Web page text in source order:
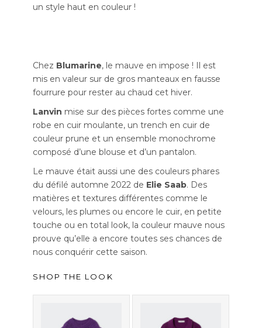
un style haut en couleur !
Chez Blumarine, le mauve en impose ! Il est
mis en valeur sur de gros manteaux en fausse
fourrure pour rester au chaud cet hiver.
Lanvin mise sur des pièces fortes comme une
robe en cuir moulante, un trench en cuir de
couleur prune et un ensemble monochrome
composé d’une blouse et d’un pantalon.
Le mauve était aussi une des couleurs phares
du défilé automne 2022 de Elie Saab. Des
matières et textures différentes comme le
velours, les plumes ou encore le cuir, en petite
touche ou en total look, la couleur mauve nous
prouve qu’elle a encore toutes ses chances de
nous conquérir cette saison.
SHOP THE LOOK